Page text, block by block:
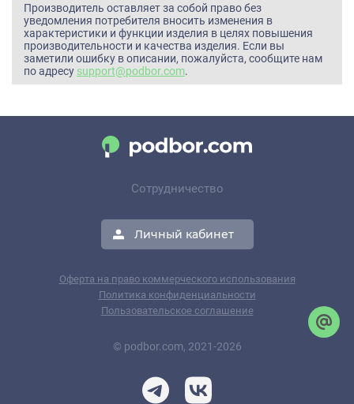
Производитель оставляет за собой право без
уведомления потребителя вносить изменения в
характеристики и функции изделия в целях повышения
производительности и качества изделия. Если вы
заметили ошибку в описании, пожалуйста, сообщите нам
по адресу support@podbor.com.
Сотрудничество
Личный кабинет
Оферта на право коммерческого использования
Политика конфиденциальности
Пользовательское соглашение
© podbor.com, 2021-2026